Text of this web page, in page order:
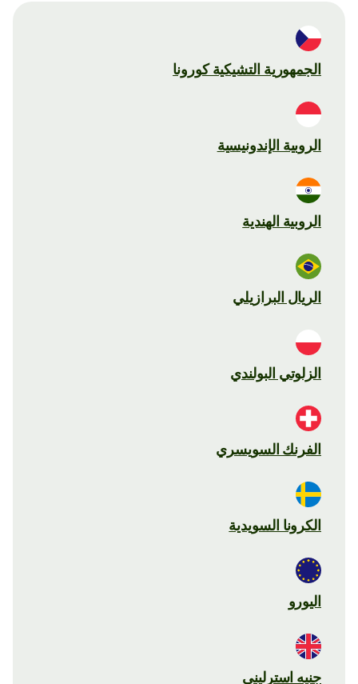
الجمهورية التشيكية كورونا
الروبية الإندونيسية
الروبية الهندية
الريال البرازيلي
الزلوتي البولندي
الفرنك السويسري
الكرونا السويدية
اليورو
جنيه استرليني